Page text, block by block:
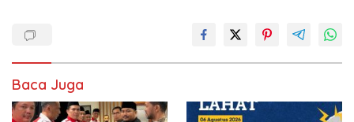
Baca Juga